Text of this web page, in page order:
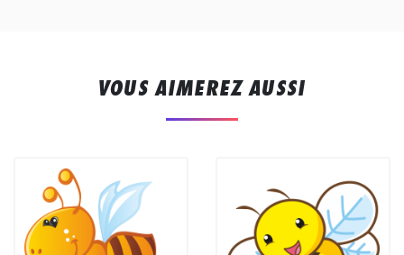
VOUS AIMEREZ AUSSI